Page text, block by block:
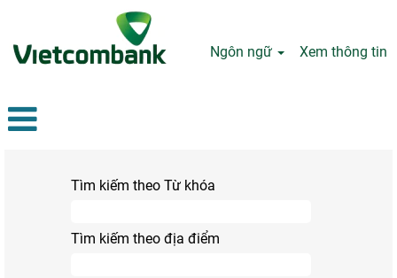
Ngôn ngữ Xem thông tin
Tìm kiếm theo Từ khóa
Tìm kiếm theo địa điểm